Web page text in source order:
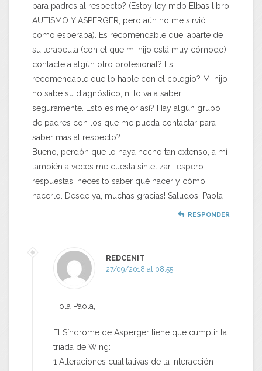
para padres al respecto? (Estoy ley mdp Elbas libro
AUTISMO Y ASPERGER, pero aún no me sirvió
como esperaba). Es recomendable que, aparte de
su terapeuta (con el que mi hijo está muy cómodo),
contacte a algún otro profesional? Es
recomendable que lo hable con el colegio? Mi hijo
no sabe su diagnóstico, ni lo va a saber
seguramente. Esto es mejor así? Hay algún grupo
de padres con los que me pueda contactar para
saber más al respecto?
Bueno, perdón que lo haya hecho tan extenso, a mí
también a veces me cuesta sintetizar… espero
respuestas, necesito saber qué hacer y cómo
hacerlo. Desde ya, muchas gracias! Saludos, Paola
RESPONDER
REDCENIT
27/09/2018 at 08:55
Hola Paola,
El Síndrome de Asperger tiene que cumplir la
triada de Wing:
1 Alteraciones cualitativas de la interacción